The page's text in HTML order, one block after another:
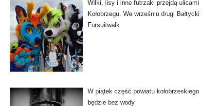
Wilki, lisy i inne futrzaki przejdą ulicami
Kołobrzegu. We wrześniu drugi Bałtycki
Fursuitwalk
W piątek część powiatu kołobrzeskiego
będzie bez wody